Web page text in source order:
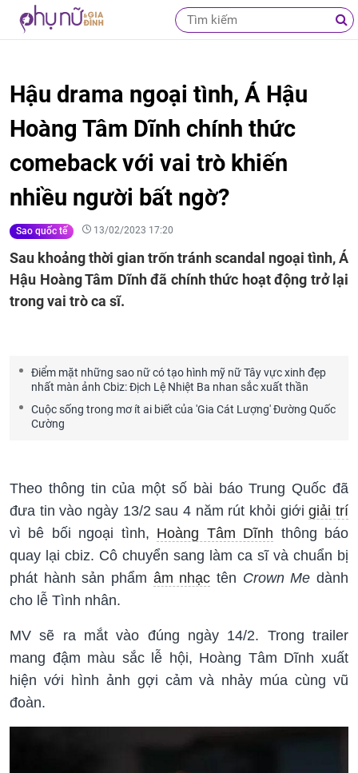
Hậu drama ngoại tình, Á Hậu
Hoàng Tâm Dĩnh chính thức
comeback với vai trò khiến
nhiều người bất ngờ?
Sao quốc tế 13/02/2023 17:20
Sau khoảng thời gian trốn tránh scandal ngoại tình, Á
Hậu Hoàng Tâm Dĩnh đã chính thức hoạt động trở lại
trong vai trò ca sĩ.
Điểm mặt những sao nữ có tạo hình mỹ nữ Tây vực xinh đẹp
nhất màn ảnh Cbiz: Địch Lệ Nhiệt Ba nhan sắc xuất thần
Cuộc sống trong mơ ít ai biết của 'Gia Cát Lượng' Đường Quốc
Cường
Theo thông tin của một số bài báo Trung Quốc đã
đưa tin vào ngày 13/2 sau 4 năm rút khỏi giớigiải trí
vì bê bối ngoại tình, Hoàng Tâm Dĩnh thông báo
quay lại cbiz. Cô chuyển sang làm ca sĩ và chuẩn bị
phát hành sản phẩm âm nhạc tên Crown Me dành
cho lễ Tình nhân.
MV sẽ ra mắt vào đúng ngày 14/2. Trong trailer
mang đậm màu sắc lễ hội, Hoàng Tâm Dĩnh xuất
hiện với hình ảnh gợi cảm và nhảy múa cùng vũ
đoàn.